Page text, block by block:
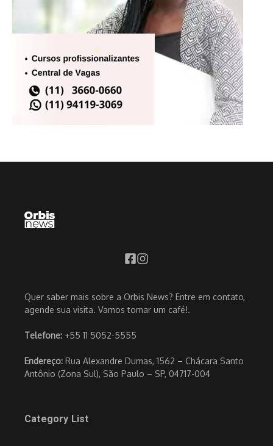
Quer saber mais sobre a Orbis News? Entre em contato,
agende sua visita. Vamos tomar um café!.
Telefone: +55 11 5052-5555
Endereço: Rua Alexandre Dumas, 1562 – Chácara Santo
Antônio (Zona Sul), São Paulo – SP, 04717-004
Category List